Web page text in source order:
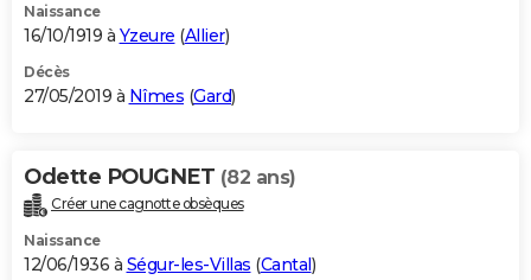
Naissance
16/10/1919 à Yzeure (Allier)
Décès
27/05/2019 à Nîmes (Gard)
Odette POUGNET (82 ans)
Créer une cagnotte obsèques
Naissance
12/06/1936 à Ségur-les-Villas (Cantal)